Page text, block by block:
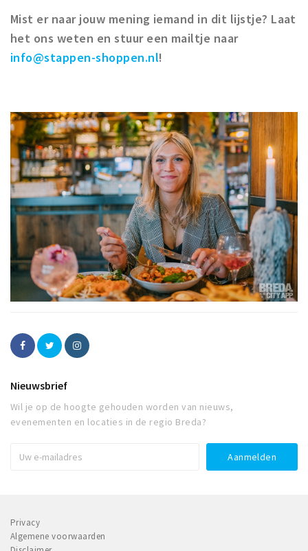
Mist er naar jouw mening iemand in dit lijstje? Laat
het ons weten en stuur een mailtje naar
info@stappen-shoppen.nl!
Nieuwsbrief
Wil je op de hoogte gehouden worden van nieuws,
evenementen en locaties in de regio Breda?
Privacy
Algemene voorwaarden